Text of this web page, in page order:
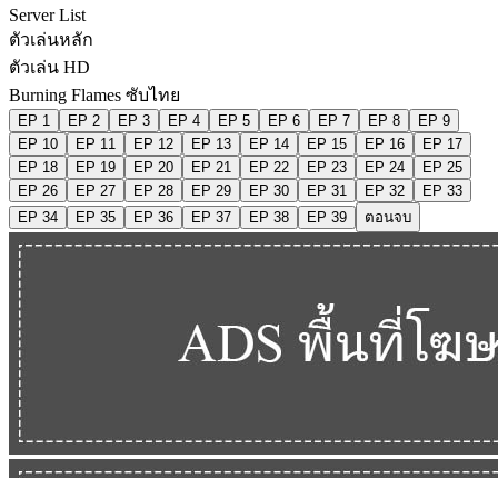
Server List
ตัวเล่นหลัก
ตัวเล่น HD
Burning Flames ซับไทย
EP 1 EP 2 EP 3 EP 4 EP 5 EP 6 EP 7 EP 8
EP 9
EP 10
EP 11 EP 12 EP 13 EP 14 EP 15 EP 16
EP 17
EP 18
EP 19 EP 20 EP 21 EP 22 EP 23 EP 24
EP 25
EP 26
EP 27 EP 28 EP 29 EP 30 EP 31 EP 32
EP 33
EP 34
EP 35 EP 36 EP 37 EP 38 EP 39 ตอนจบ